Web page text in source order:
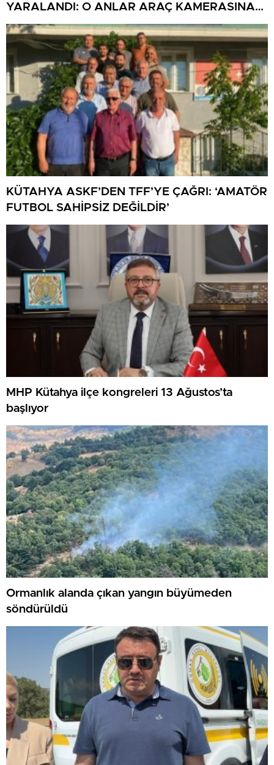
YARALANDI: O ANLAR ARAÇ KAMERASINA
YANSIDI
KÜTAHYA ASKF’DEN TFF’YE ÇAĞRI: ‘AMATÖR
FUTBOL SAHİPSİZ DEĞİLDİR’
MHP Kütahya ilçe kongreleri 13 Ağustos’ta
başlıyor
Ormanlık alanda çıkan yangın büyümeden
söndürüldü